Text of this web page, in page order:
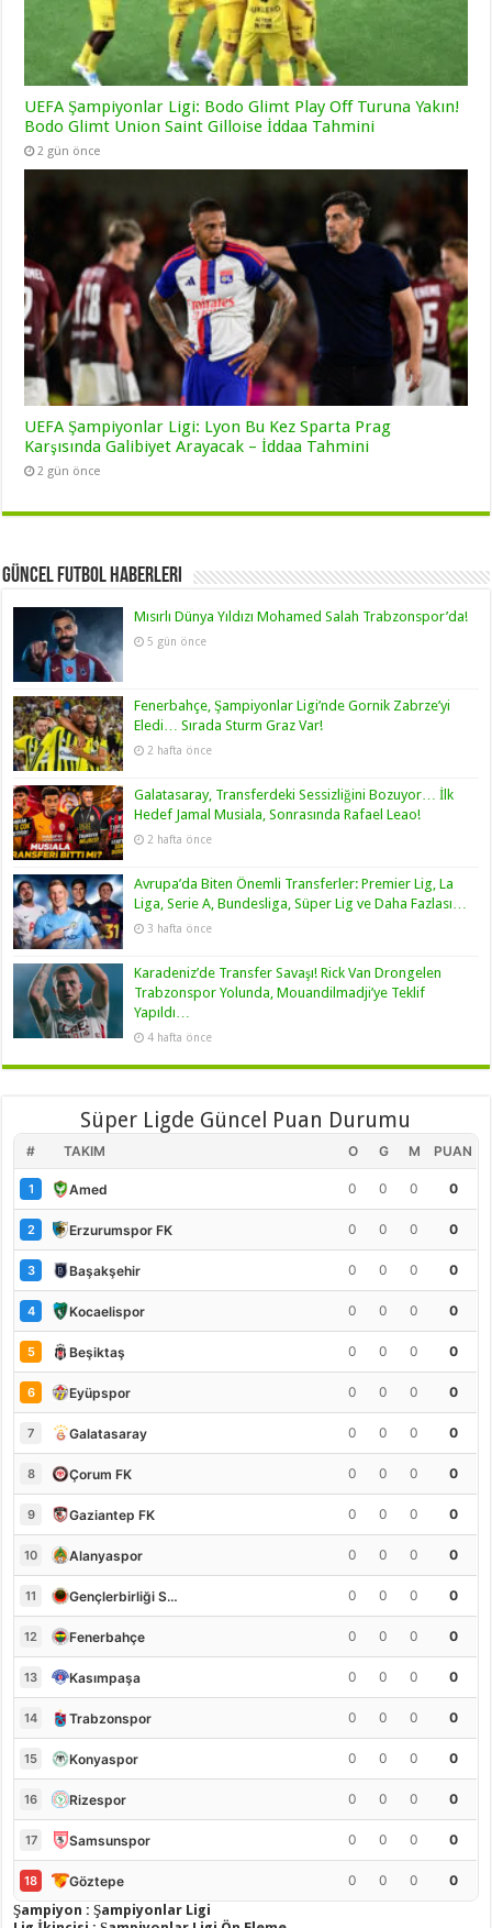
UEFA Şampiyonlar Ligi: Bodo Glimt Play Off Turuna Yakın!
Bodo Glimt Union Saint Gilloise İddaa Tahmini
2 gün önce
UEFA Şampiyonlar Ligi: Lyon Bu Kez Sparta Prag
Karşısında Galibiyet Arayacak – İddaa Tahmini
2 gün önce
Güncel Futbol Haberleri
Mısırlı Dünya Yıldızı Mohamed Salah Trabzonspor’da!
5 gün önce
Fenerbahçe, Şampiyonlar Ligi’nde Gornik Zabrze’yi
Eledi… Sırada Sturm Graz Var!
2 hafta önce
Galatasaray, Transferdeki Sessizliğini Bozuyor… İlk
Hedef Jamal Musiala, Sonrasında Rafael Leao!
2 hafta önce
Avrupa’da Biten Önemli Transferler: Premier Lig, La
Liga, Serie A, Bundesliga, Süper Lig ve Daha Fazlası…
3 hafta önce
Karadeniz’de Transfer Savaşı! Rick Van Drongelen
Trabzonspor Yolunda, Mouandilmadji’ye Teklif
Yapıldı…
4 hafta önce
Süper Ligde Güncel Puan Durumu
# TAKIM O G M PUAN
1 Amed 0 0 0 0
2 Erzurumspor FK 0 0 0 0
3 Başakşehir 0 0 0 0
4 Kocaelispor 0 0 0 0
5 Beşiktaş 0 0 0 0
6 Eyüpspor 0 0 0 0
7 Galatasaray 0 0 0 0
8 Çorum FK 0 0 0 0
9 Gaziantep FK 0 0 0 0
10 Alanyaspor 0 0 0 0
11 Gençlerbirliği S.K. 0 0 0 0
12 Fenerbahçe 0 0 0 0
13 Kasımpaşa 0 0 0 0
14 Trabzonspor 0 0 0 0
15 Konyaspor 0 0 0 0
16 Rizespor 0 0 0 0
17 Samsunspor 0 0 0 0
18 Göztepe 0 0 0
0
Şampiyon : Şampiyonlar Ligi